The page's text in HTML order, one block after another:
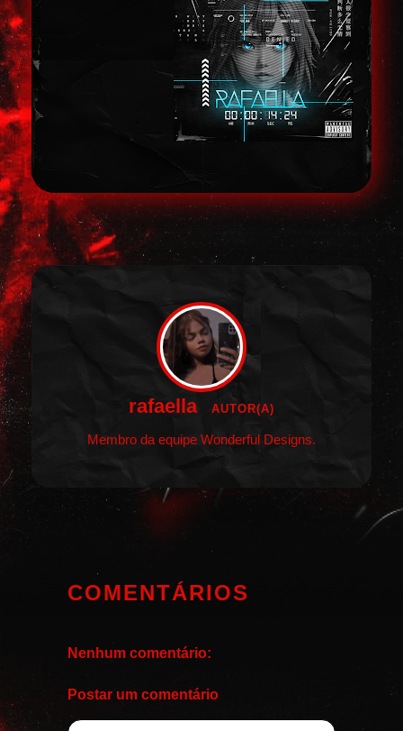
rafaella AUTOR(A)
Membro da equipe Wonderful Designs.
COMENTÁRIOS
Nenhum comentário:
Postar um comentário